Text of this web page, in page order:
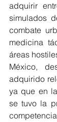
adquirir
simulados
combate
medicina
áreas
México,
adquirido
ya que en
se tuvo la